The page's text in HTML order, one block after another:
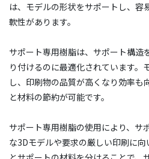
は、モデルの形状をサポートし、容
軟性があります。
サポート専用樹脂は、サポート構造
り付けるのに最適化されています。
し、印刷物の品質が高くなり効率も
と材料の節約が可能です。
サポート専用樹脂の使用により、サ
な3Dモデルや要求の厳しい印刷に